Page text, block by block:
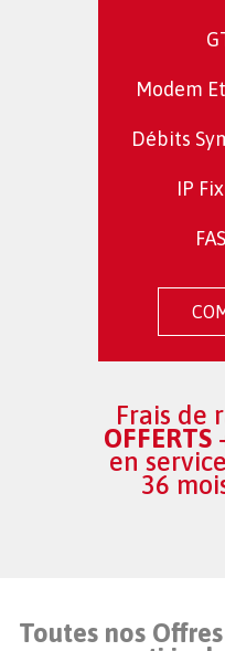
Modem
IP
Frais de
OFFERTS
en service
36
Toutes nos